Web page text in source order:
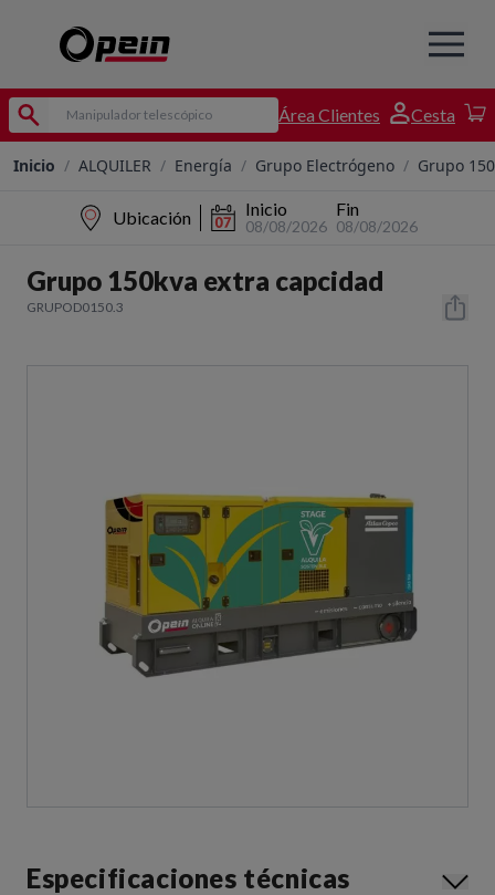
Área Clientes Cesta
Inicio / ALQUILER / Energía / Grupo Electrógeno / Grupo
Ubicación Inicio
08/08/2026
Fin
08/08/2026
Grupo 150kva extra capcidad
GRUPOD0150.3
Especificaciones técnicas